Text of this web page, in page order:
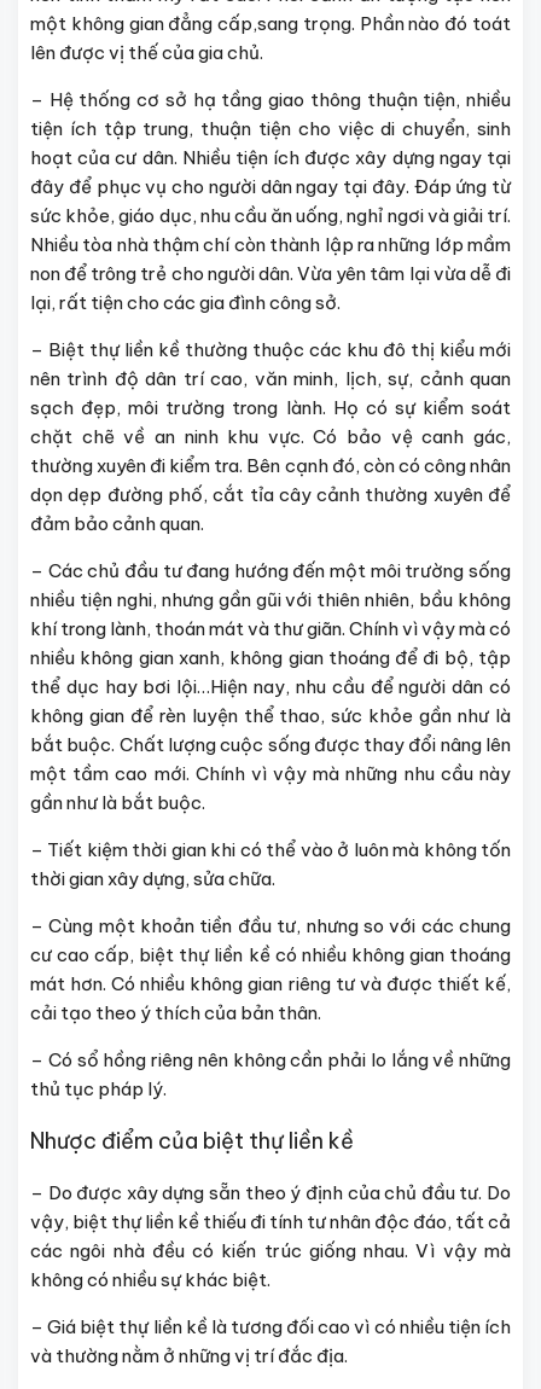
một không gian đẳng cấp,sang trọng. Phần nào đó toát
lên được vị thế của gia chủ.
– Hệ thống cơ sở hạ tầng giao thông thuận tiện, nhiều
tiện ích tập trung, thuận tiện cho việc di chuyển, sinh
hoạt của cư dân. Nhiều tiện ích được xây dựng ngay tại
đây để phục vụ cho người dân ngay tại đây. Đáp ứng từ
sức khỏe, giáo dục, nhu cầu ăn uống, nghỉ ngơi và giải trí.
Nhiều tòa nhà thậm chí còn thành lập ra những lớp mầm
non để trông trẻ cho người dân. Vừa yên tâm lại vừa dễ đi
lại, rất tiện cho các gia đình công sở.
– Biệt thự liền kề thường thuộc các khu đô thị kiểu mới
nên trình độ dân trí cao, văn minh, lịch, sự, cảnh quan
sạch đẹp, môi trường trong lành. Họ có sự kiểm soát
chặt chẽ về an ninh khu vực. Có bảo vệ canh gác,
thường xuyên đi kiểm tra. Bên cạnh đó, còn có công nhân
dọn dẹp đường phố, cắt tỉa cây cảnh thường xuyên để
đảm bảo cảnh quan.
– Các chủ đầu tư đang hướng đến một môi trường sống
nhiều tiện nghi, nhưng gần gũi với thiên nhiên, bầu không
khí trong lành, thoán mát và thư giãn. Chính vì vậy mà có
nhiều không gian xanh, không gian thoáng để đi bộ, tập
thể dục hay bơi lội…Hiện nay, nhu cầu để người dân có
không gian để rèn luyện thể thao, sức khỏe gần như là
bắt buộc. Chất lượng cuộc sống được thay đổi nâng lên
một tầm cao mới. Chính vì vậy mà những nhu cầu này
gần như là bắt buộc.
– Tiết kiệm thời gian khi có thể vào ở luôn mà không tốn
thời gian xây dựng, sửa chữa.
– Cùng một khoản tiền đầu tư, nhưng so với các chung
cư cao cấp, biệt thự liền kề có nhiều không gian thoáng
mát hơn. Có nhiều không gian riêng tư và được thiết kế,
cải tạo theo ý thích của bản thân.
– Có sổ hồng riêng nên không cần phải lo lắng về những
thủ tục pháp lý.
Nhược điểm của biệt thự liền kề
– Do được xây dựng sẵn theo ý định của chủ đầu tư. Do
vậy, biệt thự liền kề thiếu đi tính tư nhân độc đáo, tất cả
các ngôi nhà đều có kiến trúc giống nhau. Vì vậy mà
không có nhiều sự khác biệt.
– Giá biệt thự liền kề là tương đối cao vì có nhiều tiện ích
và thường nằm ở những vị trí đắc địa.